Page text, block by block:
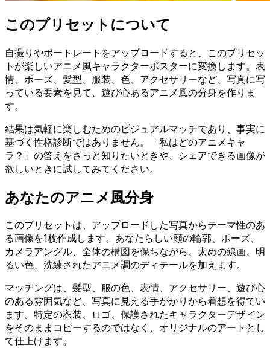
このプリセットについて
自撮りやポートレートをアップロードすると、このプリセッ
トが楽しいアニメ風キャラクターポスターに変換します。表
情、ポーズ、髪型、服装、色、アクセサリーなど、写真に写
っている要素を見て、遊び心あるアニメ風の分身を作りま
す。
結果は気軽に楽しむためのビジュアルマッチであり、事実に
基づく性格診断ではありません。「私はどのアニメキャ
ラ？」の答えをさっと知りたいときや、シェアできる画像が
欲しいときに試してみてください。
あなたのアニメ風分身
このプリセットは、アップロードした写真からテーマ性のあ
る画像を1枚作成します。あなたらしい顔の輪郭、ポーズ、
カメラアングル、全体の構図を保ちながら、太めの線画、明
るい色、洗練されたアニメ調のディテールを加えます。
マッチングは、髪型、服の色、表情、アクセサリー、遊び心
のある雰囲気など、写真に見える手がかりから着想を得てい
ます。特定の衣装、ロゴ、保護されたキャラクターデザイン
をそのままコピーするのではなく、オリジナルのアートとし
て仕上げます。